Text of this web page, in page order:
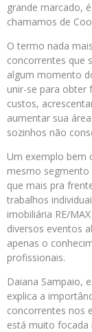
grande marcado,
chamamos de
O termo nada
concorrentes que
algum momento
unir-se para obter
custos,
aumentar sua
sozinhos não
Um exemplo bem
mesmo
que mais pra
trabalhos
imobiliária RE/
diversos eventos
apenas o
profissionais.
Daiana Sampaio,
explica a
concorrentes nos
está muito focada